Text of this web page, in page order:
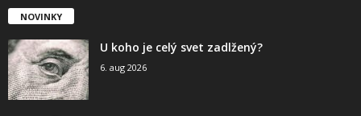
NOVINKY
U koho je celý svet zadlžený?
6. aug 2026